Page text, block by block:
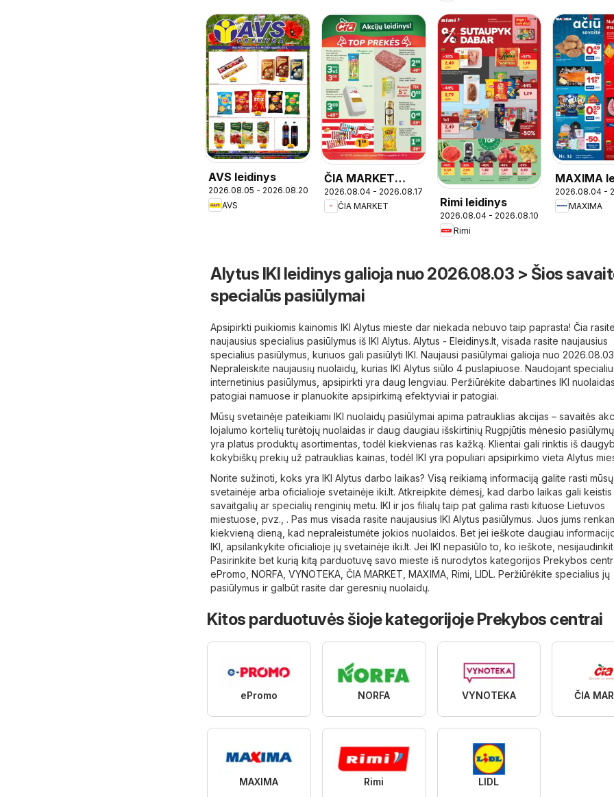
AVS leidinys
2026.08.05 - 2026.08.20
AVS
ČIA MARKET
leidinys
2026.08.04 - 2026.08.17
ČIA MARKET
Rimi leidinys
2026.08.04 - 2026.08.10
Rimi
MAXIMA
2026.08.04 -
MAXIMA
Alytus IKI leidinys galioja nuo 2026.08.03 > Šios
specialūs pasiūlymai
Apsipirkti puikiomis kainomis IKI Alytus mieste dar niekada nebuvo taip paprasta! Čia rasite
naujausius specialius pasiūlymus iš IKI Alytus. Alytus - Eleidinys.lt, visada rasite naujausius
specialius pasiūlymus, kuriuos gali pasiūlyti IKI. Naujausi pasiūlymai galioja nuo
Nepraleiskite naujausių nuolaidų, kurias IKI Alytus siūlo 4 puslapiuose. Naudojant
internetinius pasiūlymus, apsipirkti yra daug lengviau. Peržiūrėkite dabartines IKI nuolaidas
patogiai namuose ir planuokite apsipirkimą efektyviai ir patogiai.
Mūsų svetainėje pateikiami IKI nuolaidų pasiūlymai apima patrauklias akcijas – savaitės
lojalumo kortelių turėtojų nuolaidas ir daug daugiau išskirtinių Rugpjūtis mėnesio
yra platus produktų asortimentas, todėl kiekvienas ras kažką. Klientai gali rinktis iš
kokybiškų prekių už patrauklias kainas, todėl IKI yra populiari apsipirkimo vieta Alytus
Norite sužinoti, koks yra IKI Alytus darbo laikas? Visą reikiamą informaciją galite rasti mūsų
svetainėje arba oficialioje svetainėje iki.lt. Atkreipkite dėmesį, kad darbo laikas gali
savaitgalių ar specialių renginių metu. IKI ir jos filialų taip pat galima rasti kituose Lietuvos
miestuose, pvz., . Pas mus visada rasite naujausius IKI Alytus pasiūlymus. Juos jums
kiekvieną dieną, kad nepraleistumėte jokios nuolaidos. Bet jei ieškote daugiau
IKI, apsilankykite oficialioje jų svetainėje iki.lt. Jei IKI nepasiūlo to, ko ieškote,
Pasirinkite bet kurią kitą parduotuvę savo mieste iš nurodytos kategorijos Prekybos
ePromo, NORFA, VYNOTEKA, ČIA MARKET, MAXIMA, Rimi, LIDL. Peržiūrėkite specialius jų
pasiūlymus ir galbūt rasite dar geresnių nuolaidų.
Kitos parduotuvės šioje kategorijoje Prekybos centrai
ePromo NORFA VYNOTEKA ČIA
MAXIMA Rimi LIDL